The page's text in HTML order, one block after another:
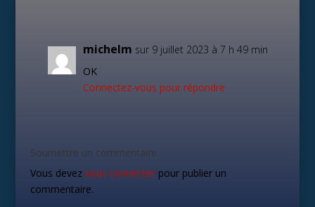
michelm sur 9 juillet 2023 à 7 h 49 min
OK
Connectez-vous pour répondre
Soumettre un commentaire
Vous devez vous connecterpour publier un
commentaire.